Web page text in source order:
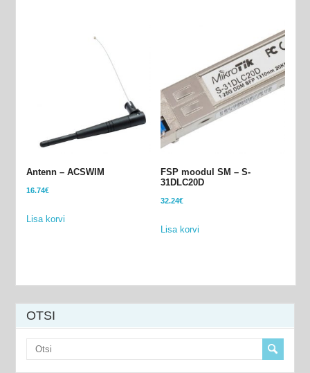
Antenn – ACSWIM
16.74€
Lisa korvi
FSP moodul SM – S-
31DLC20D
32.24€
Lisa korvi
OTSI